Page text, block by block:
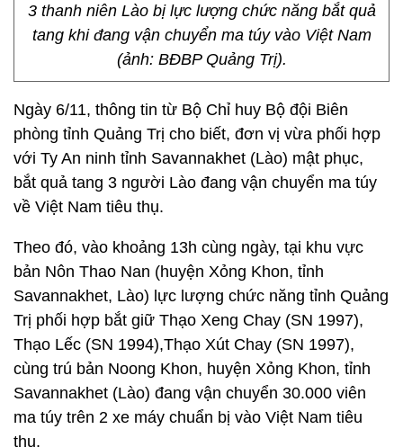
3 thanh niên Lào bị lực lượng chức năng bắt quả
tang khi đang vận chuyển ma túy vào Việt Nam
(ảnh: BĐBP Quảng Trị).
Ngày 6/11, thông tin từ Bộ Chỉ huy Bộ đội Biên
phòng tỉnh Quảng Trị cho biết, đơn vị vừa phối hợp
với Ty An ninh tỉnh Savannakhet (Lào) mật phục,
bắt quả tang 3 người Lào đang vận chuyển ma túy
về Việt Nam tiêu thụ.
Theo đó, vào khoảng 13h cùng ngày, tại khu vực
bản Nôn Thao Nan (huyện Xỏng Khon, tỉnh
Savannakhet, Lào) lực lượng chức năng tỉnh Quảng
Trị phối hợp bắt giữ Thạo Xeng Chay (SN 1997),
Thạo Lếc (SN 1994),Thạo Xút Chay (SN 1997),
cùng trú bản Noong Khon, huyện Xỏng Khon, tỉnh
Savannakhet (Lào) đang vận chuyển 30.000 viên
ma túy trên 2 xe máy chuẩn bị vào Việt Nam tiêu
thụ.